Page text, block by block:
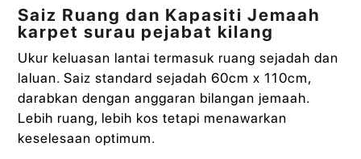
Saiz Ruang dan Kapasiti Jemaah
karpet surau pejabat kilang
Ukur keluasan lantai termasuk ruang sejadah dan
laluan. Saiz standard sejadah 60cm x 110cm,
darabkan dengan anggaran bilangan jemaah.
Lebih ruang, lebih kos tetapi menawarkan
keselesaan optimum.